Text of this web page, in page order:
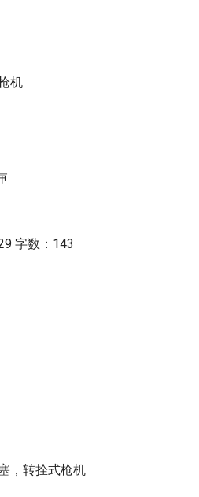
机
字数：143
，转拴式枪机